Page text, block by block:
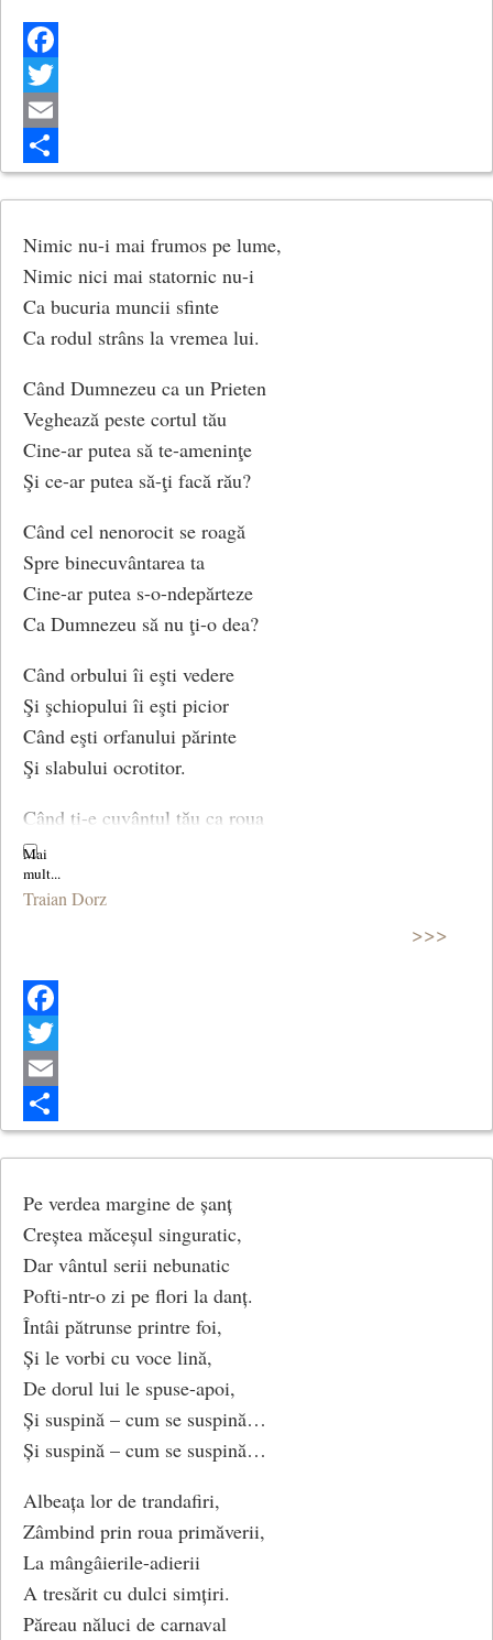
Facebook
Twitter
Email
Share
Nimic nu-i mai frumos pe lume,
Nimic nici mai statornic nu-i
Ca bucuria muncii sfinte
Ca rodul strâns la vremea lui.
Când Dumnezeu ca un Prieten
Veghează peste cortul tău
Cine-ar putea să te-ameninţe
Şi ce-ar putea să-ţi facă rău?
Când cel nenorocit se roagă
Spre binecuvântarea ta
Cine-ar putea s-o-ndepărteze
Ca Dumnezeu să nu ţi-o dea?
Când orbului îi eşti vedere
Şi şchiopului îi eşti picior
Când eşti orfanului părinte
Şi slabului ocrotitor.
Când ţi-e cuvântul tău ca roua
Când eşti ca ploaia aşteptat,
Nimic nu-i mai frumos ca urma
Ce-o lasă pasul tău curat.
Ca soarele spre-al zilei miez,
Atunci pe-ai tăi crescând şi-n număr
Şi-n vrednicie ai să-i vezi.
Atunci urcuşul vieţii tale
Va fi ca drumul cel uşor
Încununat cu bucurie
Spre-un drept şi singur viitor.
Atunci prin tine-mbogăţire
Mulţimi în veac te vor cinsti
Şi cine-ar şti în veşnicie
Pe cât întins vei străluci!
Traian Dorz
>>>
Facebook
Twitter
Email
Share
Pe verdea margine de șanț
Creștea măceșul singuratic,
Dar vântul serii nebunatic
Pofti-ntr-o zi pe flori la danț.
Întâi pătrunse printre foi,
Și le vorbi cu voce lină,
De dorul lui le spuse-apoi,
Și suspină – cum se suspină…
Și suspină – cum se suspină…
Albeața lor de trandafiri,
Zâmbind prin roua primăverii,
La mângâierile-adierii
A tresărit cu dulci simțiri.
Păreau năluci de carnaval